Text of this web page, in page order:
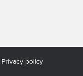
Privacy policy